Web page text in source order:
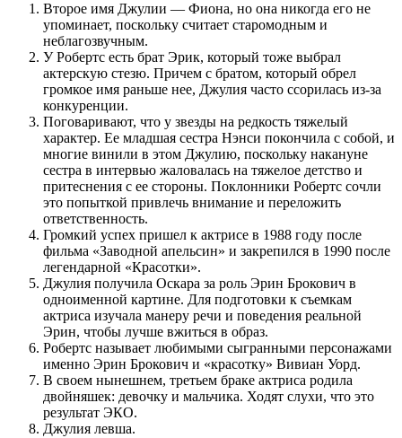
Второе имя Джулии — Фиона, но она никогда его не
упоминает, поскольку считает старомодным и
неблагозвучным.
У Робертс есть брат Эрик, который тоже выбрал
актерскую стезю. Причем с братом, который обрел
громкое имя раньше нее, Джулия часто ссорилась из-за
конкуренции.
Поговаривают, что у звезды на редкость тяжелый
характер. Ее младшая сестра Нэнси покончила с собой, и
многие винили в этом Джулию, поскольку накануне
сестра в интервью жаловалась на тяжелое детство и
притеснения с ее стороны. Поклонники Робертс сочли
это попыткой привлечь внимание и переложить
ответственность.
Громкий успех пришел к актрисе в 1988 году после
фильма «Заводной апельсин» и закрепился в 1990 после
легендарной «Красотки».
Джулия получила Оскара за роль Эрин Брокович в
одноименной картине. Для подготовки к съемкам
актриса изучала манеру речи и поведения реальной
Эрин, чтобы лучше вжиться в образ.
Робертс называет любимыми сыгранными персонажами
именно Эрин Брокович и «красотку» Вивиан Уорд.
В своем нынешнем, третьем браке актриса родила
двойняшек: девочку и мальчика. Ходят слухи, что это
результат ЭКО.
Джулия левша.